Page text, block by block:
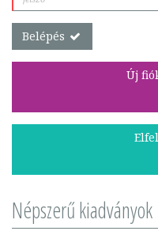
Belépés
Új
Népszerű kiadványok